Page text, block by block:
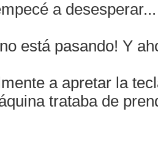
a desesperar...
está pasando! Y
a apretar la
trataba de